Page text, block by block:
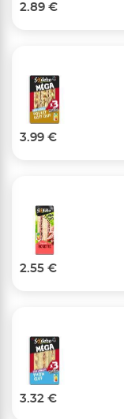
2.89 €
3.99 €
2.55 €
3.32 €